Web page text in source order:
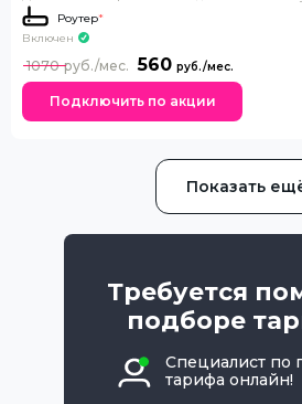
Роутер*
Включен
560
1070
Подключить по акции
Показать
Требуется
подборе
Специалист по
тарифа онлайн!